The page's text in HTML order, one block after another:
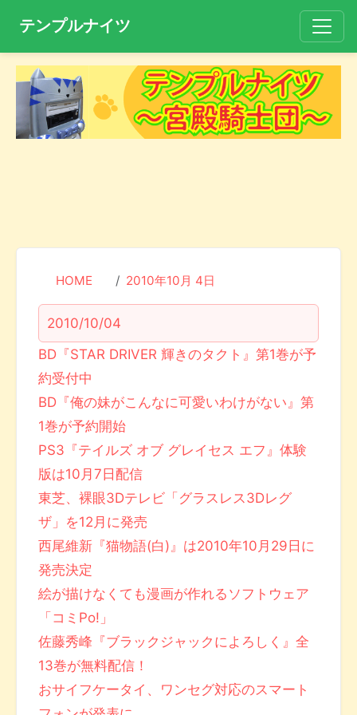
テンプルナイツ
HOME 2010年10月 4日
2010/10/04
BD『STAR DRIVER 輝きのタクト』第1巻が予
約受付中
BD『俺の妹がこんなに可愛いわけがない』第
1巻が予約開始
PS3『テイルズ オブ グレイセス エフ』体験
版は10月7日配信
東芝、裸眼3Dテレビ「グラスレス3Dレグ
ザ」を12月に発売
西尾維新『猫物語(白)』は2010年10月29日に
発売決定
絵が描けなくても漫画が作れるソフトウェア
「コミPo!」
佐藤秀峰『ブラックジャックによろしく』全
13巻が無料配信！
おサイフケータイ、ワンセグ対応のスマート